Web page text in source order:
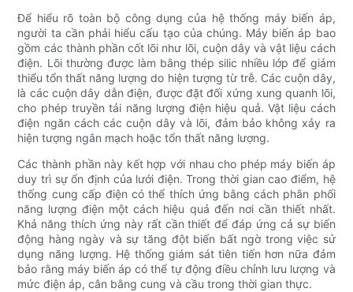
Để hiểu rõ toàn bộ công dụng của hệ thống máy biến áp,
người ta cần phải hiểu cấu tạo của chúng. Máy biến áp bao
gồm các thành phần cốt lõi như lõi, cuộn dây và vật liệu cách
điện. Lõi thường được làm bằng thép silic nhiều lớp để giảm
thiểu tổn thất năng lượng do hiện tượng từ trễ. Các cuộn dây,
là các cuộn dây dẫn điện, được đặt đối xứng xung quanh lõi,
cho phép truyền tải năng lượng điện hiệu quả. Vật liệu cách
điện ngăn cách các cuộn dây và lõi, đảm bảo không xảy ra
hiện tượng ngắn mạch hoặc tổn thất năng lượng.
Các thành phần này kết hợp với nhau cho phép máy biến áp
duy trì sự ổn định của lưới điện. Trong thời gian cao điểm, hệ
thống cung cấp điện có thể thích ứng bằng cách phân phối
năng lượng điện một cách hiệu quả đến nơi cần thiết nhất.
Khả năng thích ứng này rất cần thiết để đáp ứng cả sự biến
động hàng ngày và sự tăng đột biến bất ngờ trong việc sử
dụng năng lượng. Hệ thống giám sát tiên tiến hơn nữa đảm
bảo rằng máy biến áp có thể tự động điều chỉnh lưu lượng và
mức điện áp, cân bằng cung và cầu trong thời gian thực.